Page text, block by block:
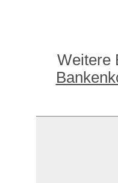
Weitere